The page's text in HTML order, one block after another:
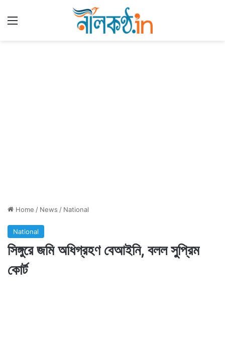
Home / News / National
National
সিঙ্গুরে জমি অধিগ্রহণ বেআইনি, বলল সুপ্রিম
কোর্ট